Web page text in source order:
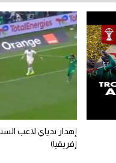
إهدار ندياي لاعب
إفريقيا)